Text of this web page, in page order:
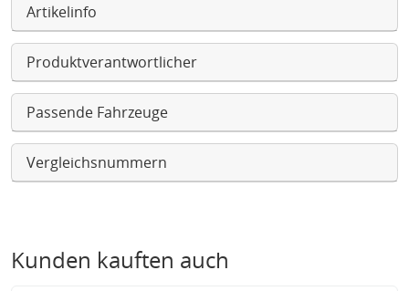
Artikelinfo
Produktverantwortlicher
Passende Fahrzeuge
Vergleichsnummern
Kunden kauften auch